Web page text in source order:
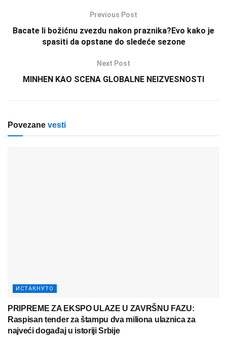
Previous Post
Bacate li božićnu zvezdu nakon praznika?Evo kako je
spasiti da opstane do sledeće sezone
Next Post
MINHEN KAO SCENA GLOBALNE NEIZVESNOSTI
Povezane vesti
ИСТАКНУТО
PRIPREME ZA EKSPO ULAZE U ZAVRŠNU FAZU:
Raspisan tender za štampu dva miliona ulaznica za
najveći događaj u istoriji Srbije